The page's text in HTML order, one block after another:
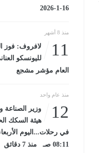
16-1-2026
منذ 8 أشهر
11
لافروف: فوز
لليونسكو
العام مؤشر مشجع
منذ عام واحد
12
وزير الصناعة
هيئة السكك
08:11 صـ منذ 7 دقائق